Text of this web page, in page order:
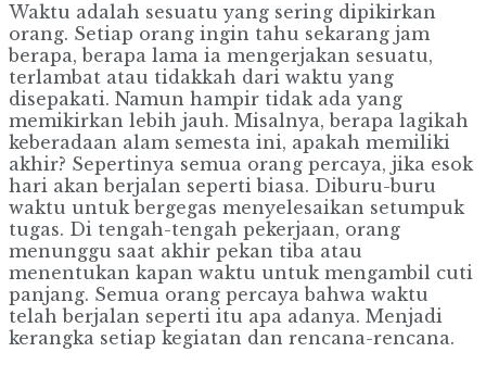
Waktu adalah sesuatu yang sering dipikirkan
orang. Setiap orang ingin tahu sekarang jam
berapa, berapa lama ia mengerjakan sesuatu,
terlambat atau tidakkah dari waktu yang
disepakati. Namun hampir tidak ada yang
memikirkan lebih jauh. Misalnya, berapa lagikah
keberadaan alam semesta ini, apakah memiliki
akhir? Sepertinya semua orang percaya, jika esok
hari akan berjalan seperti biasa. Diburu-buru
waktu untuk bergegas menyelesaikan setumpuk
tugas. Di tengah-tengah pekerjaan, orang
menunggu saat akhir pekan tiba atau
menentukan kapan waktu untuk mengambil cuti
panjang. Semua orang percaya bahwa waktu
telah berjalan seperti itu apa adanya. Menjadi
kerangka setiap kegiatan dan rencana-rencana.